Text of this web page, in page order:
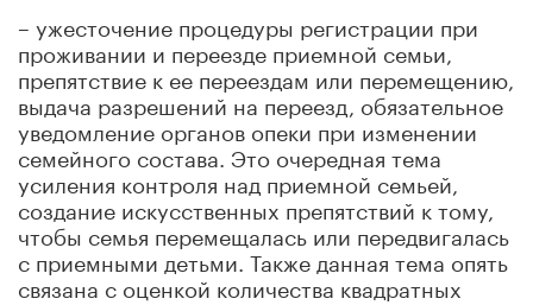
– ужесточение процедуры регистрации при
проживании и переезде приемной семьи,
препятствие к ее переездам или перемещению,
выдача разрешений на переезд, обязательное
уведомление органов опеки при изменении
семейного состава. Это очередная тема
усиления контроля над приемной семьей,
создание искусственных препятствий к тому,
чтобы семья перемещалась или передвигалась
с приемными детьми. Также данная тема опять
связана с оценкой количества квадратных